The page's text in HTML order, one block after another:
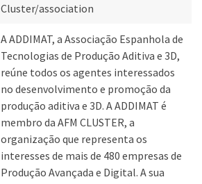
Cluster/association
A ADDIMAT, a Associação Espanhola de
Tecnologias de Produção Aditiva e 3D,
reúne todos os agentes interessados
no desenvolvimento e promoção da
produção aditiva e 3D. A ADDIMAT é
membro da AFM CLUSTER, a
organização que representa os
interesses de mais de 480 empresas de
Produção Avançada e Digital. A sua